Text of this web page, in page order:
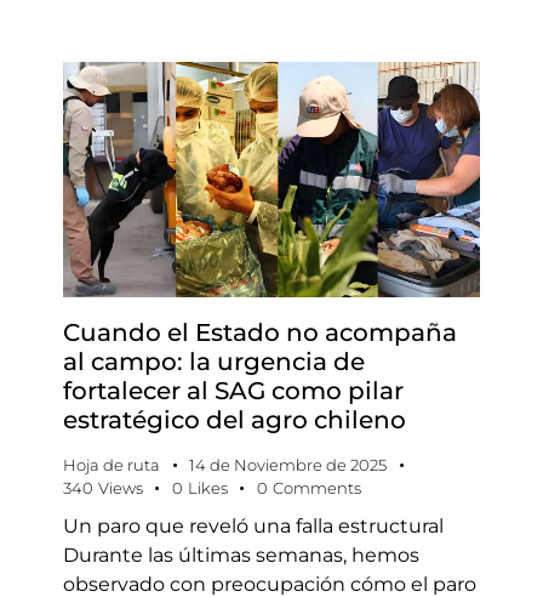
Cuando el Estado no acompaña
al campo: la urgencia de
fortalecer al SAG como pilar
estratégico del agro chileno
Hoja de ruta
14 de Noviembre de 2025
340 Views 0 Likes 0 Comments
Un paro que reveló una falla estructural
Durante las últimas semanas, hemos
observado con preocupación cómo el paro